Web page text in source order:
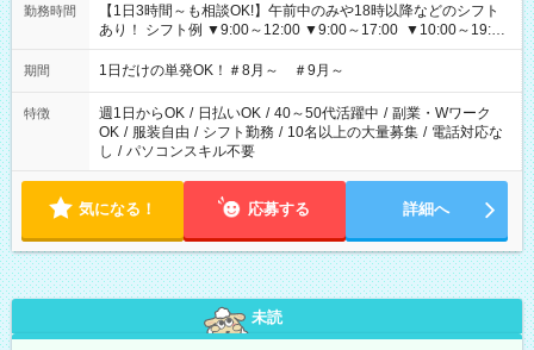
勤務時間
【1日3時間～も相談OK!】午前中のみや18時以降などのシフト
あり！ シフト例 ▼9:00～12:00 ▼9:00～17:00 ▼10:00～19:00
▼18:00～21:00
期間 1日だけの単発OK！＃8月～ ＃9月～
特徴 週1日からOK / 日払いOK / 40～50代活躍中 / 副業・Wワーク
OK / 服装自由 / シフト勤務 / 10名以上の大量募集 / 電話対応な
し / パソコンスキル不要
気になる！ 応募する 詳細へ
未読